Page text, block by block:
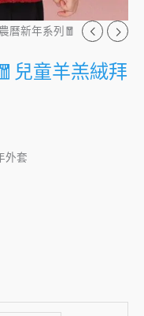
曆新年系列🧧
兒童羊羔絨拜
外套